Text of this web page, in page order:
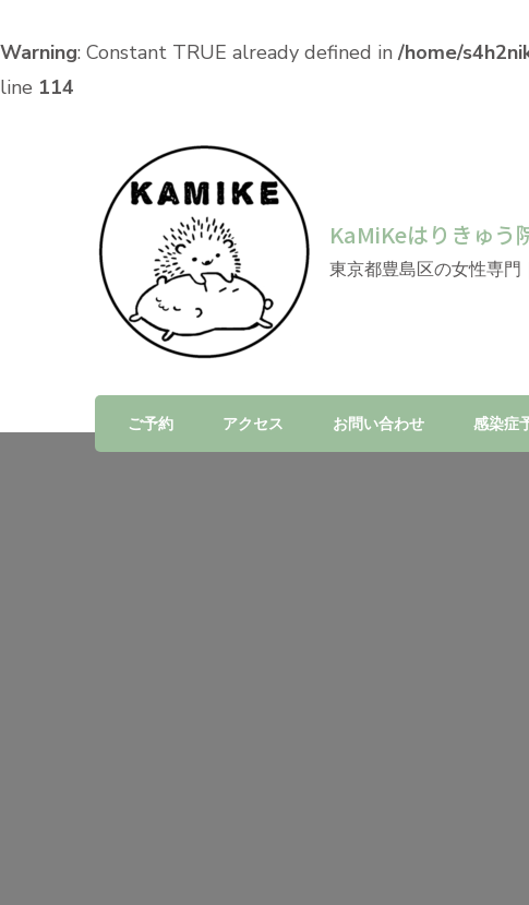
Warning: Constant TRUE already defined in/home/
line 114
KaMiKeはりきゅう
東京都豊島区の女性専門
ご予約 アクセス お問い合わせ 感染症